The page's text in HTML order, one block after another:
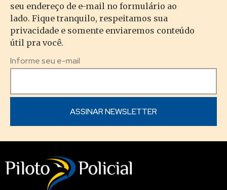
seu endereço de e-mail no formulário ao
lado. Fique tranquilo, respeitamos sua
privacidade e somente enviaremos conteúdo
útil pra você.
Informe seu e-mail